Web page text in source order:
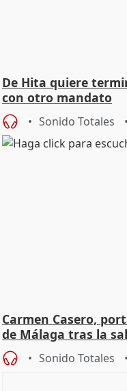
De Hita quiere
con otro mandato
Sonido Totales
Carmen Casero,
de Málaga tras la
Sonido Totales